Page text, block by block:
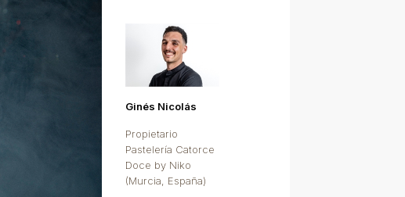
Ginés Nicolás
Propietario
Pastelería Catorce
Doce by Niko
(Murcia, España)